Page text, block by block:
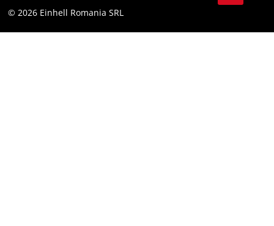
Declaratie de accesibilitate
Facebook
© 2026 Einhell Romania SRL